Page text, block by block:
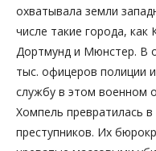
охватывала земли
числе такие города,
Дортмунд и Мюнстер. В
тыс. офицеров полиции
службу в этом военном
Хомпель превратилась
преступников. Их